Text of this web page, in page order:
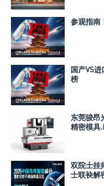
参观指南
国产VS
榜
东莞骏昂
精密模具
双院士挂
士联袂解